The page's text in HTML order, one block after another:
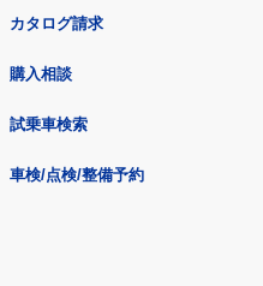
カタログ請求
購入相談
試乗車検索
車検/点検/整備予約